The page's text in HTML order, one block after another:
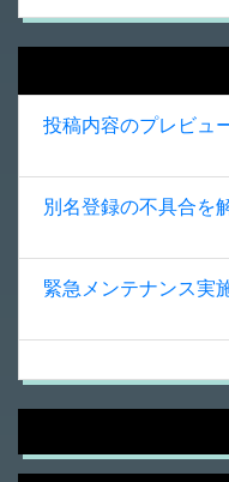
投稿内容のプレビュ
別名登録の不具合を